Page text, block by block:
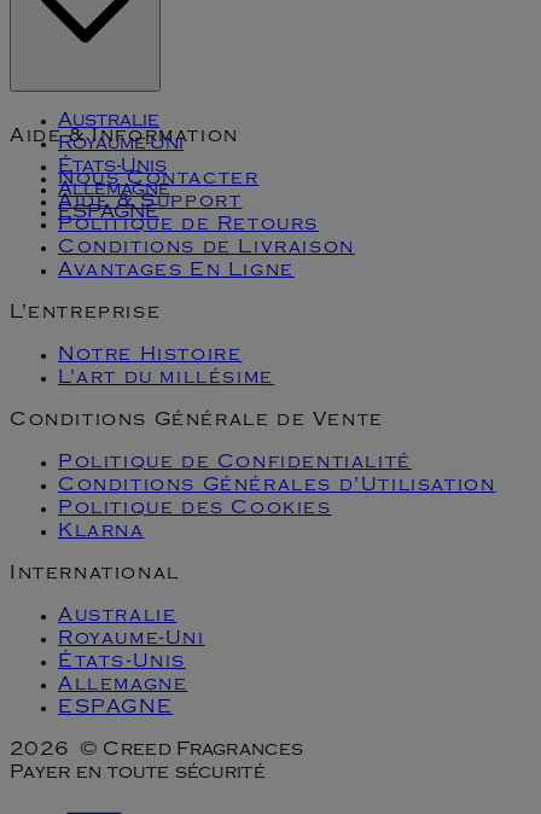
Australie
Royaume-Uni
États-Unis
Allemagne
ESPAGNE
Aide & Information
Nous Contacter
Aide & Support
Politique de Retours
Conditions de Livraison
Avantages En Ligne
L'entreprise
Notre Histoire
L'art du millésime
Conditions Générale de Vente
Politique de Confidentialité
Conditions Générales d'Utilisation
Politique des Cookies
Klarna
International
Australie
Royaume-Uni
États-Unis
Allemagne
ESPAGNE
2026 © Creed Fragrances
Payer en toute sécurité